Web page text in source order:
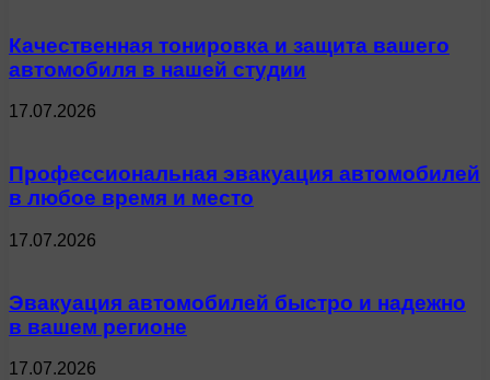
Качественная тонировка и защита вашего
автомобиля в нашей студии
17.07.2026
Профессиональная эвакуация автомобилей
в любое время и место
17.07.2026
Эвакуация автомобилей быстро и надежно
в вашем регионе
17.07.2026